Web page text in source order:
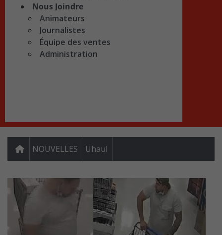
Nous Joindre
Animateurs
Journalistes
Équipe des ventes
Administration
NOUVELLES Uhaul